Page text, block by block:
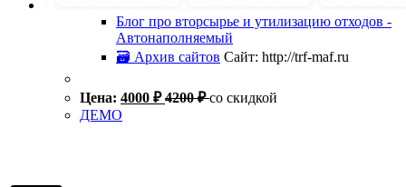
Блог про вторсырье и утилизацию отходов -
Автонаполняемый
🗃 Архив сайтов Сайт: http://trf-maf.ru
Цена: 4000 ₽ 4200₽ со скидкой
ДЕМО